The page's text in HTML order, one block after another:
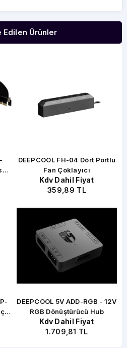
Edilen Ürünler
DEEPCOOL FH-04 Dört Portlu
Fan Çoklayıcı
Kdv Dahil Fiyat
359,89 TL
DEEPCOOL 5V ADD-RGB - 12V
RGB Dönüştürücü Hub
Kdv Dahil Fiyat
1.709,81 TL